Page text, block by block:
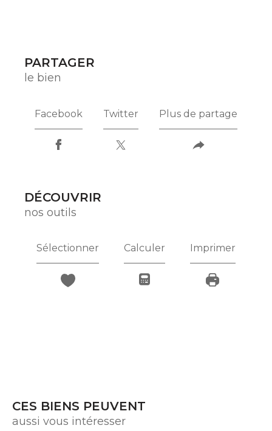
PARTAGER
le bien
Facebook Twitter Plus de partage
DÉCOUVRIR
nos outils
Sélectionner Calculer Imprimer
CES BIENS PEUVENT
aussi vous intéresser